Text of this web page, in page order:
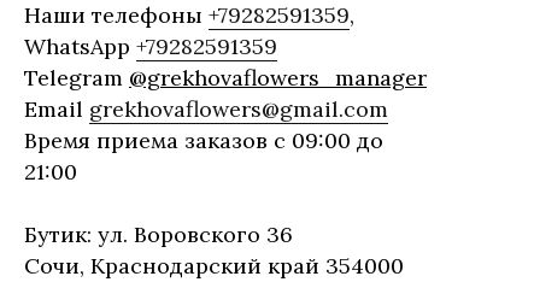
Наши телефоны +79282591359,
WhatsApp +79282591359
Telegram @grekhovaflowers_manager
Email grekhovaflowers@gmail.com
Время приема заказов с 09:00 до
21:00
Бутик: ул. Воровского 36
Сочи, Краснодарский край 354000